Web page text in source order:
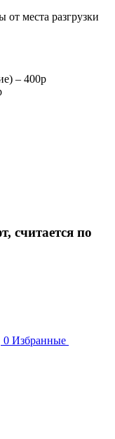
места разгрузки
– 400р
считается по
0 Избранные